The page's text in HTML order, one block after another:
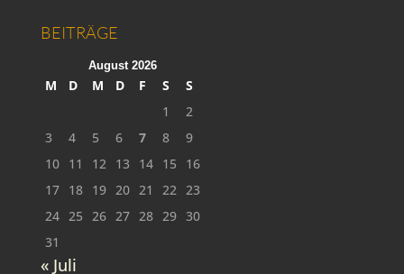
BEITRÄGE
August 2026
M D M D F S
S
1
2
3
4 5 6 7 8
9
10 11 12 13 14 15
16
17 18 19 20 21 22
23
24 25 26 27 28 29 30
31
« Juli